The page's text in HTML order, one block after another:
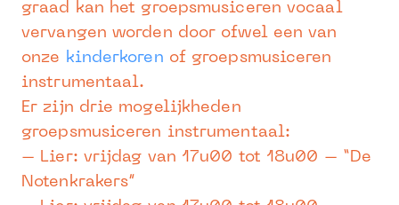
graad kan het groepsmusiceren vocaal
vervangen worden door ofwel een van
onze kinderkoren of groepsmusiceren
instrumentaal.
Er zijn drie mogelijkheden
groepsmusiceren instrumentaal:
– Lier: vrijdag van 17u00 tot 18u00 – “De
Notenkrakers”